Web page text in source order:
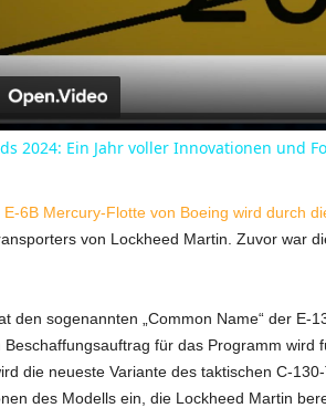
2024: Ein Jahr voller Innovationen und
E-6B Mercury-Flotte von Boeing wird durch
von Lockheed Martin. Zuvor war
den sogenannten „Common Name“ der
Beschaffungsauftrag für das Programm wird
die neueste Variante des taktischen C-
des Modells ein, die Lockheed Martin